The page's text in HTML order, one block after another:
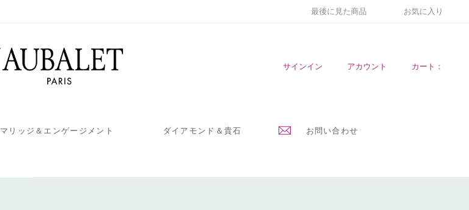
最後に見た商品 お気に入り
サインイン アカウント カート：
マリッジ＆エンゲージメント ダイアモンド＆貴石 お問い合わせ